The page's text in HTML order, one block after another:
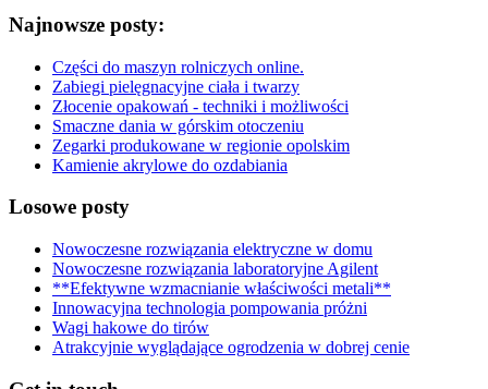
Najnowsze posty:
Części do maszyn rolniczych online.
Zabiegi pielęgnacyjne ciała i twarzy
Złocenie opakowań - techniki i możliwości
Smaczne dania w górskim otoczeniu
Zegarki produkowane w regionie opolskim
Kamienie akrylowe do ozdabiania
Losowe posty
Nowoczesne rozwiązania elektryczne w domu
Nowoczesne rozwiązania laboratoryjne Agilent
**Efektywne wzmacnianie właściwości metali**
Innowacyjna technologia pompowania próżni
Wagi hakowe do tirów
Atrakcyjnie wyglądające ogrodzenia w dobrej cenie